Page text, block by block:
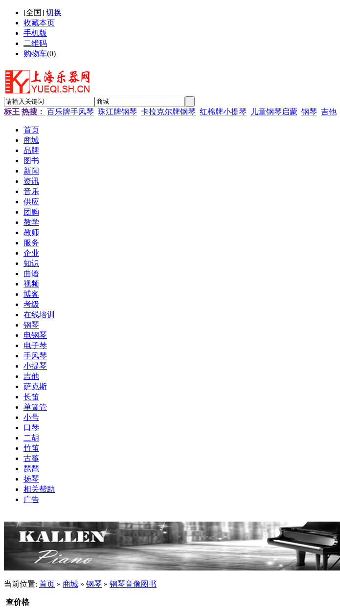
[全国] 切换
收藏本页
手机版
二维码
购物车(0)
标王 热搜： 百乐牌手风琴 珠江牌钢琴 卡拉克尔牌钢琴 红棉牌小提琴 儿童钢琴启蒙 钢琴 吉他
首页
商城
品牌
图书
新闻
资讯
音乐
供应
团购
教学
教师
服务
企业
知识
曲谱
视频
博客
考级
在线培训
钢琴
电钢琴
电子琴
手风琴
小提琴
吉他
萨克斯
长笛
单簧管
小号
口琴
二胡
竹笛
古筝
琵琶
扬琴
相关帮助
广告
当前位置: 首页 » 商城 » 钢琴 » 钢琴音像图书
查价格